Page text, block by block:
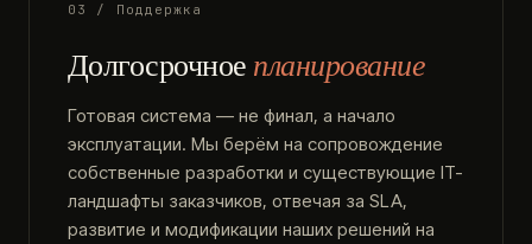
03 / Поддержка
Долгосрочное планирование
Готовая система — не финал, а начало
эксплуатации. Мы берём на сопровождение
собственные разработки и существующие IT-
ландшафты заказчиков, отвечая за SLA,
развитие и модификации наших решений на